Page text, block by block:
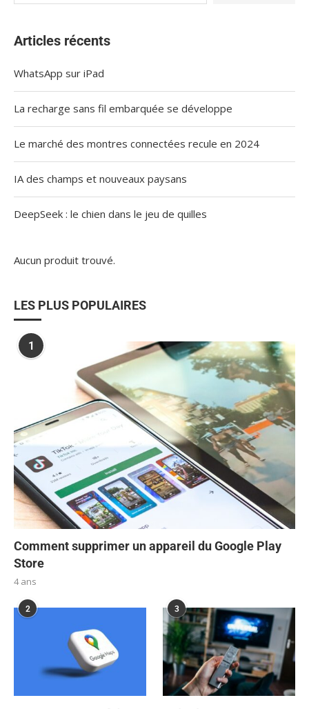
Articles récents
WhatsApp sur iPad
La recharge sans fil embarquée se développe
Le marché des montres connectées recule en 2024
IA des champs et nouveaux paysans
DeepSeek : le chien dans le jeu de quilles
Aucun produit trouvé.
LES PLUS POPULAIRES
1
Comment supprimer un appareil du Google Play
Store
4 ans
2 3